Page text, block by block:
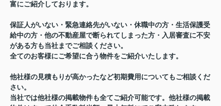
富にご紹介しております。
保証人がいない・緊急連絡先がいない・休職中の方・生活保護受
給中の方・他の不動産屋で断られてしまった方・入居審査に不安
がある方も当社までご相談ください。
全てのお客様にご希望に合う物件をご紹介いたします。
他社様の見積もりが高かったなど初期費用についてもご相談くだ
さい。
当社では他社様の掲載物件も全てご紹介可能です。他社様の掲載